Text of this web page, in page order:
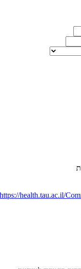
https://health.tau.ac.il/